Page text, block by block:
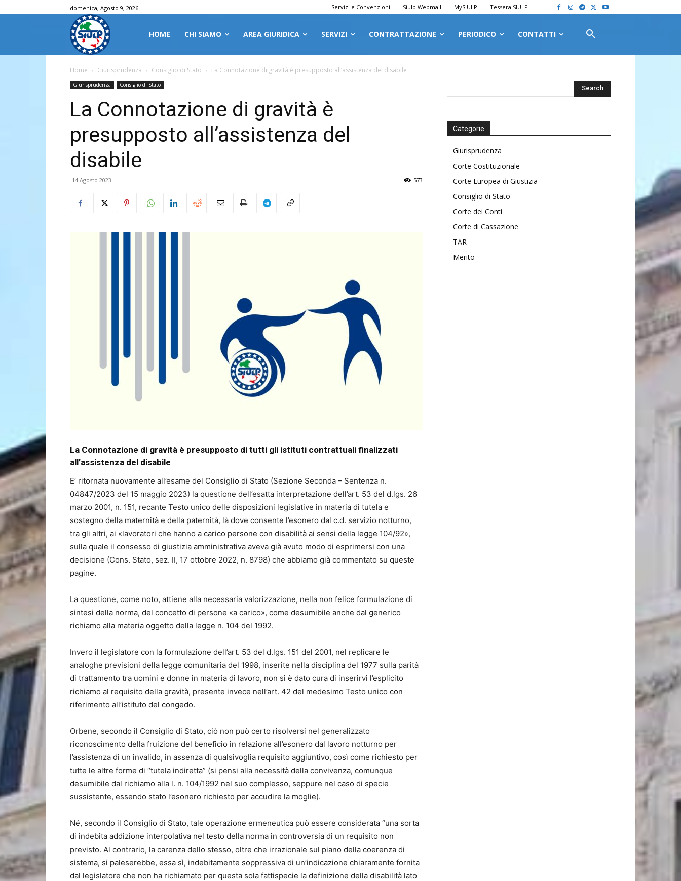
domenica, Agosto 9, 2026 Servizi e Convenzioni Siulp Webmail MySIULP Tessera SIULP
HOME CHI SIAMO AREA GIURIDICA SERVIZI CONTRATTAZIONE PERIODICO CONTATTI
Home Giurisprudenza Consiglio di Stato La Connotazione di gravità è presupposto all’assistenza del disabile
Giurisprudenza Consiglio di Stato
La Connotazione di gravità è
presupposto all’assistenza del
disabile
14 Agosto 2023 573
La Connotazione di gravità è presupposto di tutti gli istituti contrattuali finalizzati
all’assistenza del disabile
E’ ritornata nuovamente all’esame del Consiglio di Stato (Sezione Seconda – Sentenza n.
04847/2023 del 15 maggio 2023) la questione dell’esatta interpretazione dell’art. 53 del d.lgs. 26
marzo 2001, n. 151, recante Testo unico delle disposizioni legislative in materia di tutela e
sostegno della maternità e della paternità, là dove consente l’esonero dal c.d. servizio notturno,
tra gli altri, ai «lavoratori che hanno a carico persone con disabilità ai sensi della legge 104/92»,
sulla quale il consesso di giustizia amministrativa aveva già avuto modo di esprimersi con una
decisione (Cons. Stato, sez. II, 17 ottobre 2022, n. 8798) che abbiamo già commentato su queste
pagine.
La questione, come noto, attiene alla necessaria valorizzazione, nella non felice formulazione di
sintesi della norma, del concetto di persone «a carico», come desumibile anche dal generico
richiamo alla materia oggetto della legge n. 104 del 1992.
Invero il legislatore con la formulazione dell’art. 53 del d.lgs. 151 del 2001, nel replicare le
analoghe previsioni della legge comunitaria del 1998, inserite nella disciplina del 1977 sulla parità
di trattamento tra uomini e donne in materia di lavoro, non si è dato cura di inserirvi l’esplicito
richiamo al requisito della gravità, presente invece nell’art. 42 del medesimo Testo unico con
riferimento all’istituto del congedo.
Orbene, secondo il Consiglio di Stato, ciò non può certo risolversi nel generalizzato
riconoscimento della fruizione del beneficio in relazione all’esonero dal lavoro notturno per
l’assistenza di un invalido, in assenza di qualsivoglia requisito aggiuntivo, così come richiesto per
tutte le altre forme di “tutela indiretta” (si pensi alla necessità della convivenza, comunque
desumibile dal richiamo alla l. n. 104/1992 nel suo complesso, seppure nel caso di specie
sussistente, essendo stato l’esonero richiesto per accudire la moglie).
Né, secondo il Consiglio di Stato, tale operazione ermeneutica può essere considerata “una sorta
di indebita addizione interpolativa nel testo della norma in controversia di un requisito non
previsto. Al contrario, la carenza dello stesso, oltre che irrazionale sul piano della coerenza di
sistema, si paleserebbe, essa sì, indebitamente soppressiva di un’indicazione chiaramente fornita
dal legislatore che non ha richiamato per questa sola fattispecie la definizione della disabilità lato
Categorie
Giurisprudenza
Corte Costituzionale
Corte Europea di Giustizia
Consiglio di Stato
Corte dei Conti
Corte di Cassazione
TAR
Merito